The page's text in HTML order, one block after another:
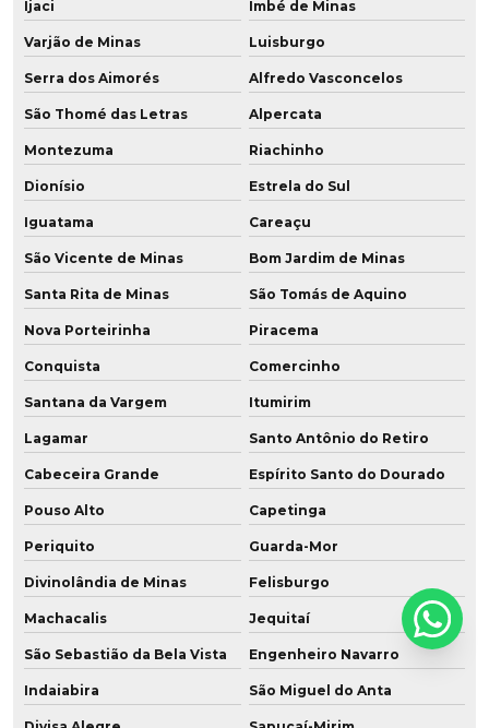
Ijaci Imbé de Minas
Varjão de Minas Luisburgo
Serra dos Aimorés Alfredo Vasconcelos
São Thomé das Letras Alpercata
Montezuma Riachinho
Dionísio Estrela do Sul
Iguatama Careaçu
São Vicente de Minas Bom Jardim de Minas
Santa Rita de Minas São Tomás de Aquino
Nova Porteirinha Piracema
Conquista Comercinho
Santana da Vargem Itumirim
Lagamar Santo Antônio do Retiro
Cabeceira Grande Espírito Santo do Dourado
Pouso Alto Capetinga
Periquito Guarda-Mor
Divinolândia de Minas Felisburgo
Machacalis Jequitaí
São Sebastião da Bela Vista Engenheiro Navarro
Indaiabira São Miguel do Anta